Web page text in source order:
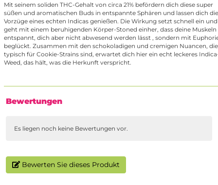
Mit seinem soliden THC-Gehalt von circa 21% befördern dich diese super
süßen und aromatischen Buds in entspannte Sphären und lassen dich die
Vorzüge eines echten Indicas genießen. Die Wirkung setzt schnell ein und
geht mit einem beruhigenden Körper-Stoned einher, dass deine Muskeln
entspannt, dich aber nicht abwesend werden lässt , sondern mit
beglückt. Zusammen mit den schokoladigen und cremigen Nuancen, die
typisch für Cookie-Strains sind, erwartet dich hier ein echt leckeres
Weed, das hält, was die Herkunft verspricht.
Bewertungen
Es liegen noch keine Bewertungen vor.
Bewerten Sie dieses Produkt